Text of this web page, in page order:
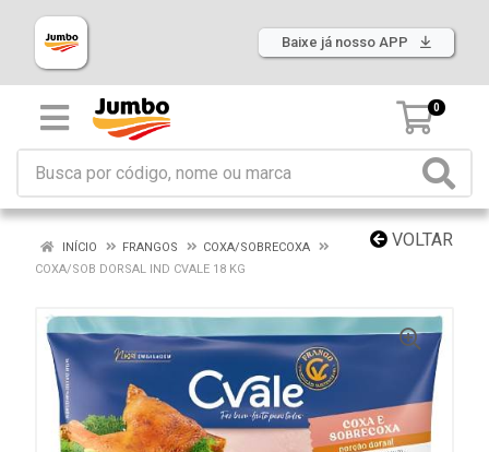
Baixe já nosso APP
0
VOLTAR
INÍCIO FRANGOS
COXA/SOBRECOXA
COXA/SOB DORSAL IND CVALE 18 KG